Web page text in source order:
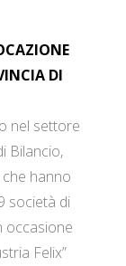
DI
nel settore
Bilancio,
hanno
società di
occasione
Felix”